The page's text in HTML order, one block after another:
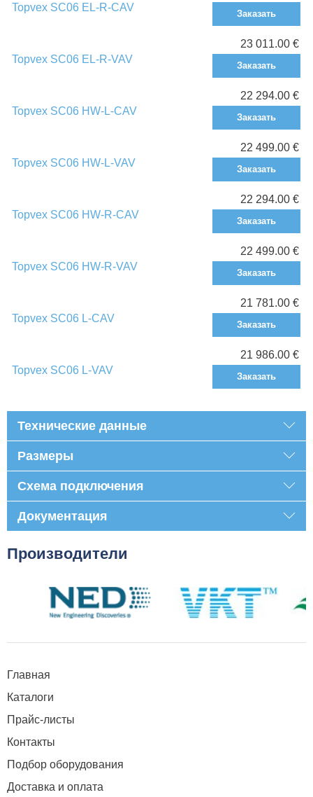
Topvex SC06 EL-R-CAV
Заказать
Topvex SC06 EL-R-VAV
23 011.00 €
Заказать
Topvex SC06 HW-L-CAV
22 294.00 €
Заказать
Topvex SC06 HW-L-VAV
22 499.00 €
Заказать
Topvex SC06 HW-R-CAV
22 294.00 €
Заказать
Topvex SC06 HW-R-VAV
22 499.00 €
Заказать
Topvex SC06 L-CAV
21 781.00 €
Заказать
Topvex SC06 L-VAV
21 986.00 €
Заказать
Технические данные
Размеры
Схема подключения
Документация
Производители
Главная
Каталоги
Прайс-листы
Контакты
Подбор оборудования
Доставка и оплата